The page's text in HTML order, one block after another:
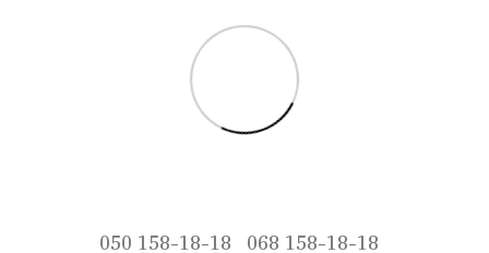
050 158-18-18 068 158-18-18